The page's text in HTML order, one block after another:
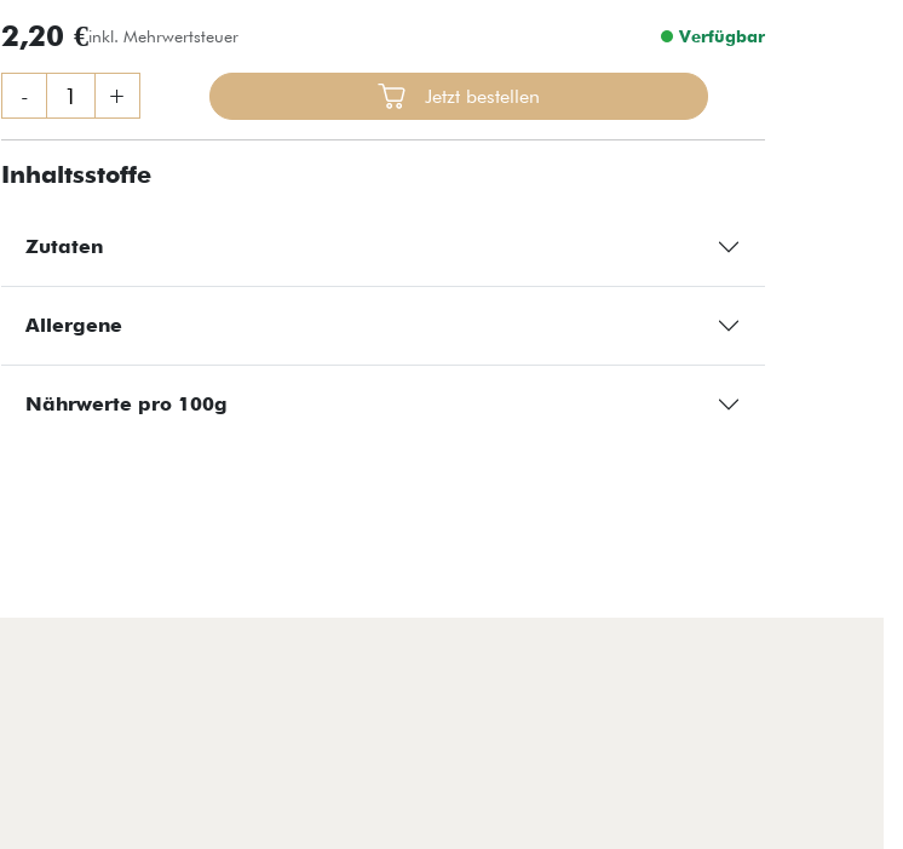
2,20 €inkl. Mehrwertsteuer Verfügbar
- + Jetzt bestellen
Inhaltsstoffe
Zutaten
Allergene
Nährwerte pro 100g